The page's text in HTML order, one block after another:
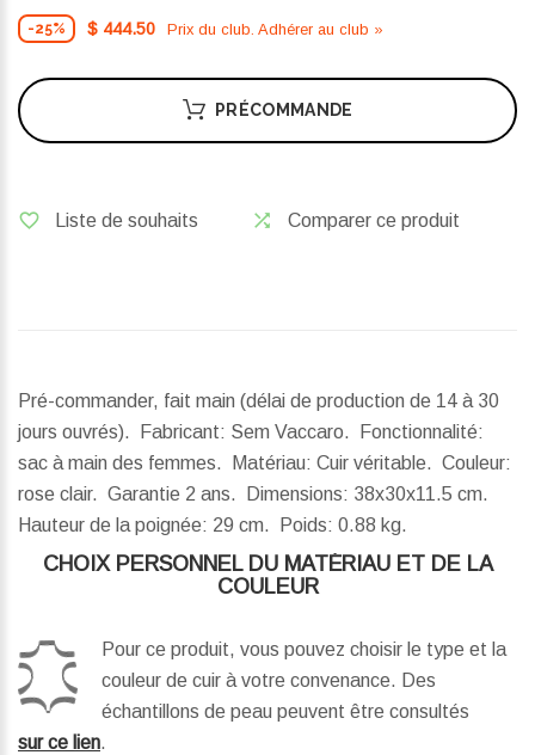
-25% $ 444.50 Prix ​​du club. Adhérer au club »
PRÉCOMMANDE
Liste de souhaits Comparer ce produit
Pré-commander, fait main (délai de production de 14 à 30
jours ouvrés). Fabricant: Sem Vaccaro. Fonctionnalité:
sac à main des femmes. Matériau: Cuir véritable. Couleur:
rose clair. Garantie 2 ans.
Dimensions: 38x30x11.5 cm.
Hauteur de la poignée: 29 cm. Poids: 0.88 kg.
CHOIX PERSONNEL DU MATÉRIAU ET DE LA
COULEUR
Pour ce produit, vous pouvez choisir le type et la
couleur de cuir à votre convenance. Des
échantillons de peau peuvent être consultés
sur ce lien.